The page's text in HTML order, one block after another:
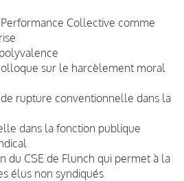
Collective comme
sur le harcèlement moral
rupture conventionnelle dans la
dans la fonction publique
du CSE de Flunch qui permet à la
élus non syndiqués